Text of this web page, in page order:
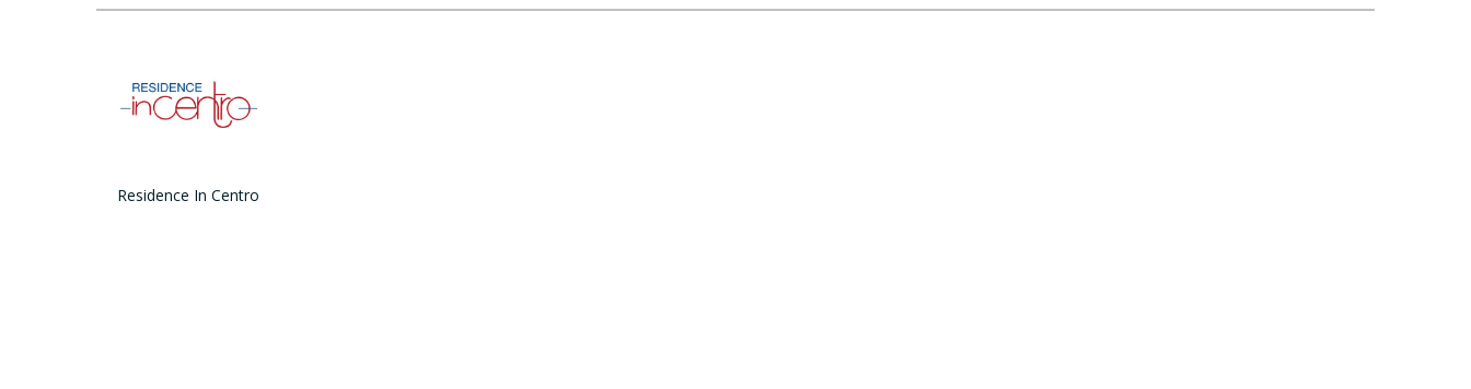
Residence In Centro